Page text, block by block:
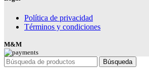
Política de privacidad
Términos y condiciones
M&M
Búsqueda